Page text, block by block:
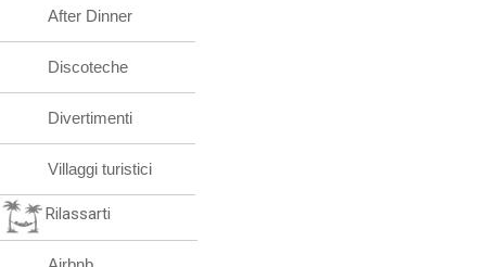
After Dinner
Discoteche
Divertimenti
Villaggi turistici
Rilassarti